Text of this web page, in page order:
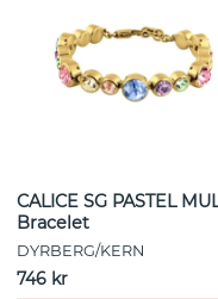
CALICE SG PASTEL
Bracelet
DYRBERG/KERN
746 kr